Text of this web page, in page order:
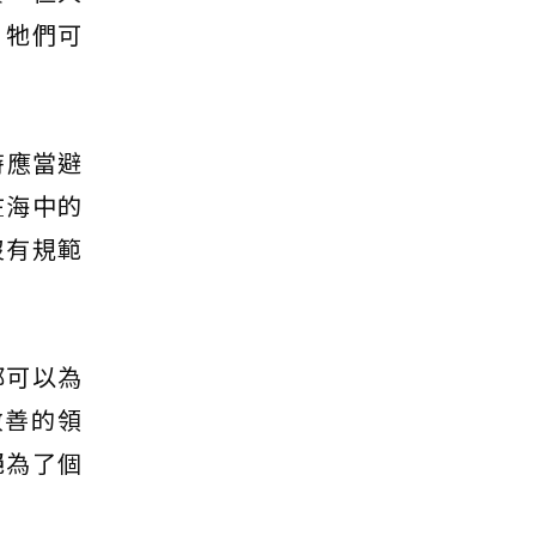
們可
當避
中的
規範
以為
的領
了個